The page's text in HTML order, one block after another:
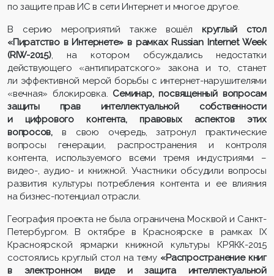
по защите прав ИС в сети Интернет и многое другое.
В серию мероприятий также вошёлкруглый стол
«Пиратство в Интернете» в рамках Russian Internet Week
(RIW-2015), на котором обсуждались недостатки
действующего «антипиратского» закона и то, станет
ли эффективной мерой борьбы с интернет-нарушителями
«вечная» блокировка. Семинар, посвященный вопросам
защиты прав интеллектуальной собственности
и цифрового контента, правовых аспектов этих
вопросов,в свою очередь, затронул практические
вопросы генерации, распространения и контроля
контента, используемого всеми тремя индустриями –
видео-, аудио- и книжной. Участники обсудили вопросы
развития культуры потребления контента и ее влияния
на бизнес-потенциал отрасли.
География проекта не была ограничена Москвой и Санкт-
Петербургом. В октябре в Красноярске в рамках IX
Красноярской ярмарки книжной культуры КРЯКК-2015
состоялись круглый стол на тему «Распространение книг
в электронном виде и защита интеллектуальной